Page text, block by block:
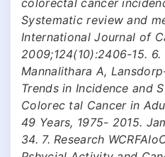
Systematic review and
International Journal of
2009;124(10):2406-15. 6.
Mannalithara A,
Trends in Incidence and
Colorec tal Cancer in
49 Years, 1975- 2015.
34. 7. Research